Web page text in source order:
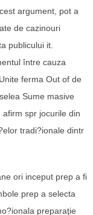
argument, pot a
de cazinouri
publicului it.
între cauza
ferma Out of de
Sume masive
spr jocurile din
tradi?ionale dintr
ori inceput prep a fi
prep a selecta
preparaţie